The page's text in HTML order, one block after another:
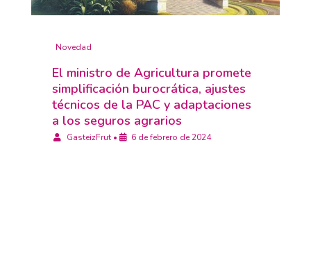
Novedad
El ministro de Agricultura promete
simplificación burocrática, ajustes
técnicos de la PAC y adaptaciones
a los seguros agrarios
GasteizFrut • 6 de febrero de 2024